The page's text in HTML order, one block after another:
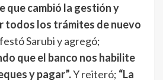
que cambió la gestión y
todos los trámites de nuevo
Sarubi y agregó;
que el banco nos habilite
y pagar”.Y reiteró; “La